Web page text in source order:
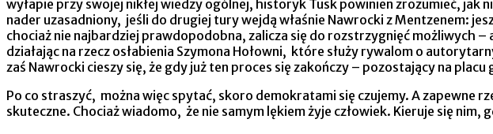
wyłapie przy swojej nikłej wiedzy ogólnej, historyk Tusk powinien zrozumieć,
nader uzasadniony, jeśli do drugiej tury wejdą właśnie Nawrocki z Mentzenem:
chociaż nie najbardziej prawdopodobna, zalicza się do rozstrzygnięć możliwych
działając na rzecz osłabienia Szymona Hołowni, które służy rywalom o
zaś Nawrocki cieszy się, że gdy już ten proces się zakończy – pozostający na
Po co straszyć, można więc spytać, skoro demokratami się czujemy. A zapewne
skuteczne. Chociaż wiadomo, że nie samym lękiem żyje człowiek. Kieruje się